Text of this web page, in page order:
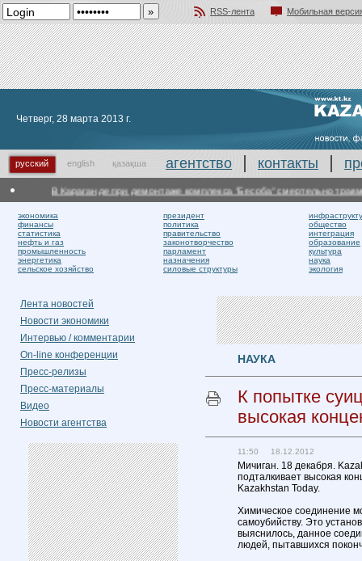
RSS-лента
Мобильная
Четверг, 28 марта 2013 г.
русский english қазақша агентство контакты
В Караганде при демонтаже комплекса "Бесоба" смертельно
экономика
финансы
статистика
нефть и газ
промышленность
энергетика
сельское хозяйство
президент
политика
правительство
законотворчество
парламент
назначения
силовые структуры
общество
интеграция
образование
культура
наука
экология
Лента новостей
Новости экономики
Интервью / комментарии
On-line конференции
Пресс-релизы
Пресс-материалы
Видео
Новости агентства
НАУКА
К попытке
высокая
11:50 18.12.2012
Мичиган. 18 декабря.
подталкивает высокая
Kazakhstan Today.
Химическое соединение
самоубийству. Это
выяснилось, данное
людей, пытавшихся